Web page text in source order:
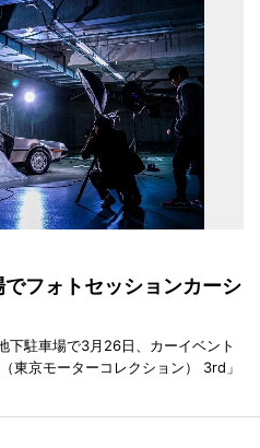
フォトセッションカーシ
下駐車場で3月26日、カーイベント
東京モーターコレクション） 3rd」